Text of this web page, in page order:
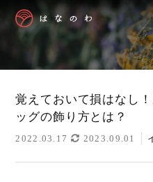
覚えておいて損はなし
ッグの飾り方とは？
2022.03.17 2023.09.01